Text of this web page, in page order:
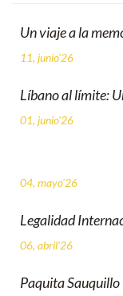
Un viaje a la
11, junio'26
Líbano al límite:
01, junio'26
04, mayo'26
Legalidad
06, abril'26
Paquita